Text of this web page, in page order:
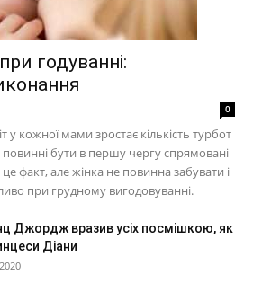
годуванні:
0
кожної мами зростає кількість турбот
повинні бути в першу чергу спрямовані
факт, але жінка не повинна забувати і
при грудному вигодовуванні.
Джордж вразив усіх посмішкою, як
Діани